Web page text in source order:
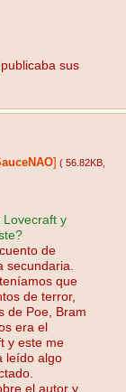
sus
( 56.82KB
y
de
secundaria.
que
de terror,
de Poe, Bram
era el
y este me
leído algo
el autor y